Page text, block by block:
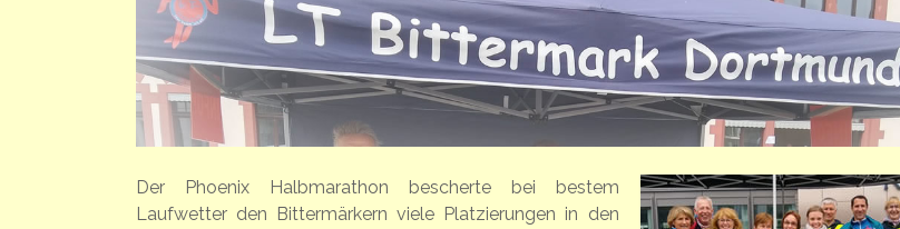
Der Phoenix Halbmarathon bescherte bei bestem
Laufwetter den Bittermärkern viele Platzierungen in den